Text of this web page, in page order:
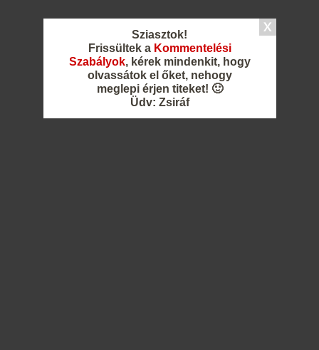
Sziasztok!
Frissültek a Kommentelési
Szabályok, kérek mindenkit, hogy
olvassátok el őket, nehogy
meglepi érjen titeket! 🙂
Üdv: Zsiráf